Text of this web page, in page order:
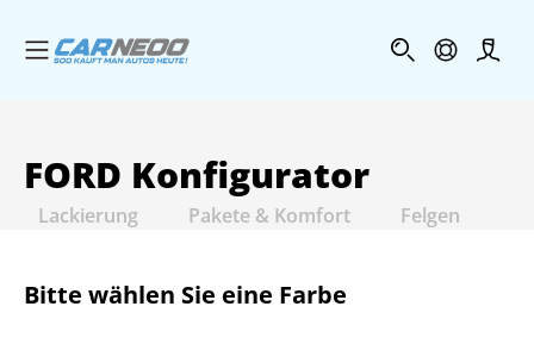
Menü öffnen
FORD Konfigurator
Lackierung Pakete & Komfort Felgen
Bitte wählen Sie eine Farbe